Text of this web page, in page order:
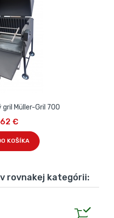
Müller-Gril 700
€
KOŠÍKA
rovnakej kategórii: